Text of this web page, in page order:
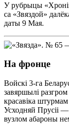
У рубрыцы
са «Звяздой»
даты 9 Мая.
На фронце
Войскі 3-га
завяршылі
красавіка
Усходняй Прусіі
вузлом абароны